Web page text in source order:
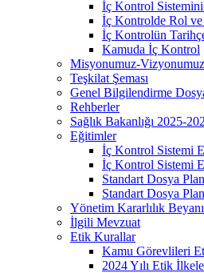
İç Kontrol
İç Kontrolde Rol
İç Kontrolün
Kamuda İç Kontrol
Misyonumuz-Vizyonumuz
Teşkilat Şeması
Genel Bilgilendirme
Rehberler
Sağlık Bakanlığı 2025-
Eğitimler
İç Kontrol Sistemi
İç Kontrol Sistemi
Standart Dosya
Standart Dosya
Yönetim Kararlılık Beyanı
İlgili Mevzuat
Etik Kurallar
Kamu Görevlileri
2024 Yılı Etik